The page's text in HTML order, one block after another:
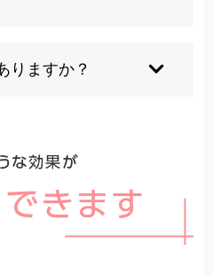
Dが豊富な食品が良いと
の良い食事が基本です。
りますか？
の負担を軽減します。個
切です。